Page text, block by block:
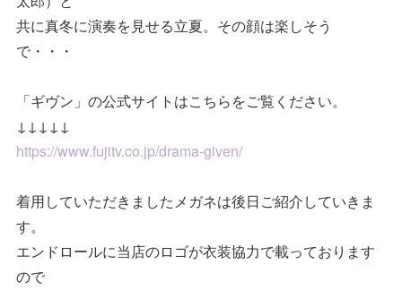
共に真冬に演奏を見せる立夏。その顔は楽しそう
で・・・
「ギヴン」の公式サイトはこちらをご覧ください。
↓↓↓↓↓
https://www.fujitv.co.jp/drama-given/
着用していただきましたメガネは後日ご紹介していきま
す。
エンドロールに当店のロゴが衣装協力で載っております
ので